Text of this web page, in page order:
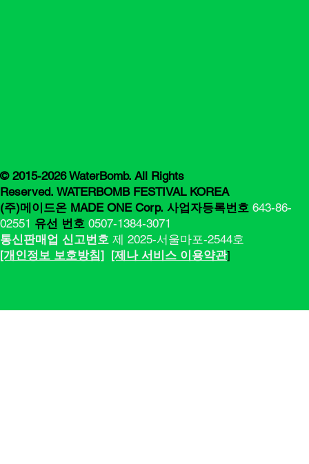
© 2015-2026 WaterBomb. All Rights
Reserved. WATERBOMB FESTIVAL KOREA
(주)메이드온 MADE ONE Corp. 사업자등록번호 643-86-
02551 유선 번호 0507-1384-3071
통신판매업 신고번호제 2025-서울마포-2544호
[​​개인정보 보호방침] [제나 서비스 이용약관]